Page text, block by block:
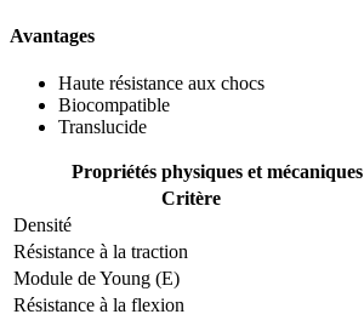
Avantages
Haute résistance aux chocs
Biocompatible
Translucide
Propriétés physiques et mécaniques
Critère
Densité
Résistance à la traction
Module de Young (E)
Résistance à la flexion